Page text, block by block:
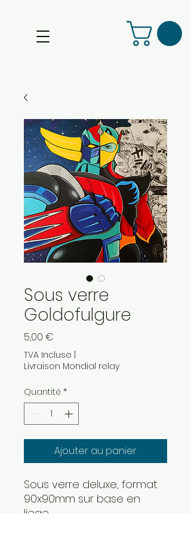
Sous verre
Goldofulgure
5,00 €
TVA Incluse
Livraison Mondial relay
Quantité *
Ajouter au panier
Sous verre deluxe, format
90x90mm sur base en
liege